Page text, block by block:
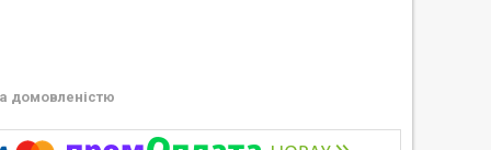
домовленістю